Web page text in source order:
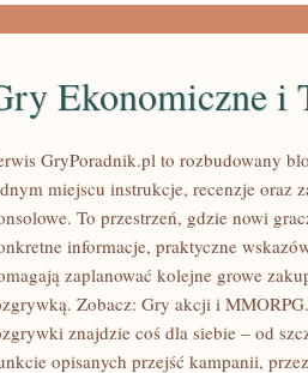
Ekonomiczne i
GryPoradnik.pl to rozbudowany
miejscu instrukcje, recenzje oraz
To przestrzeń, gdzie nowi
informacje, praktyczne
zaplanować kolejne growe
Zobacz: Gry akcji i
znajdzie coś dla siebie – od
opisanych przejść kampanii,